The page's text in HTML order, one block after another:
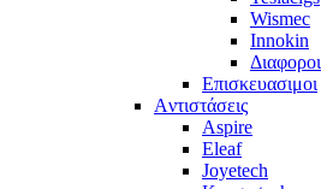
Wismec
Innokin
Διαφοροι
Επισκευασιμοι
Aντιστάσεις
Aspire
Eleaf
Joyetech